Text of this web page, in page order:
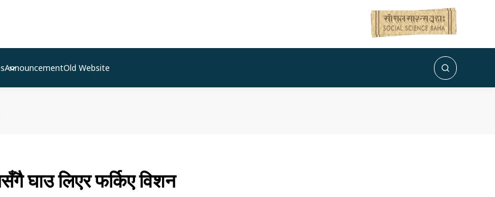
AnnouncementOld Website
घाउ लिएर फर्किए विशन